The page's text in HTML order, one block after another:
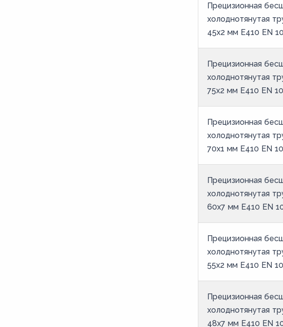
Прецизионная
холоднотянутая
45х2 мм E410 EN
Прецизионная
холоднотянутая
75х2 мм E410 EN
Прецизионная
холоднотянутая
70х1 мм E410 EN
Прецизионная
холоднотянутая
60х7 мм E410 EN
Прецизионная
холоднотянутая
55х2 мм E410 EN
Прецизионная
холоднотянутая
48х7 мм E410 EN